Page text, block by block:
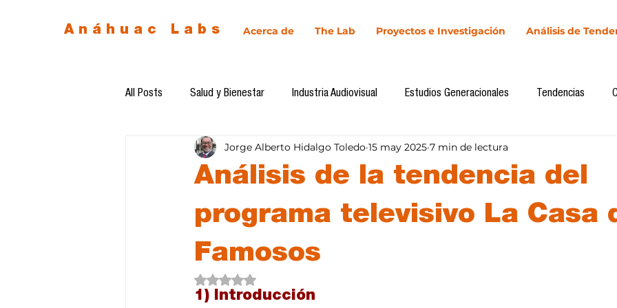
Anáhuac Labs Acerca de The Lab Proyectos e Investigación Análisis de
All Posts Salud y Bienestar Industria Audiovisual Estudios Generacionales Tendencias
Egresados Inteligencia Artificial Cultura Digital Comunicación y Sociedad
Ética de la Comunicación Investigación H&NhCL CICA/Sintaxis
Software del mes Cursos Casos de estudio
Análisis de la tendencia del
programa televisivo La Casa
Famosos
Jorge Alberto Hidalgo Toledo 15 may 2025 7 min de lectura
Obtuvo NaN de 5 estrellas.
1) Introducción